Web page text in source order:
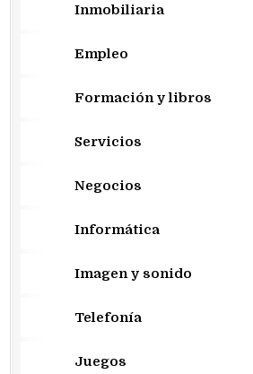
Inmobiliaria
Empleo
Formación y libros
Servicios
Negocios
Informática
Imagen y sonido
Telefonía
Juegos